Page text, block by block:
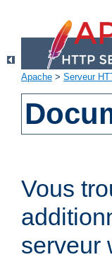
Apache > Serveur
Vous
serveur